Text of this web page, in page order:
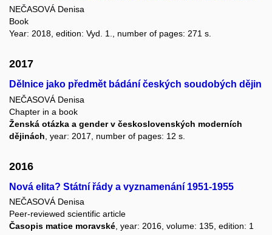
NEČASOVÁ Denisa
Book
Year: 2018, edition: Vyd. 1., number of pages: 271 s.
2017
Dělnice jako předmět bádání českých soudobých dějin
NEČASOVÁ Denisa
Chapter in a book
Ženská otázka a gender v československých moderních
dějinách , year: 2017, number of pages: 12 s.
2016
Nová elita? Státní řády a vyznamenání 1951-1955
NEČASOVÁ Denisa
Peer-reviewed scientific article
Časopis matice moravské , year: 2016, volume: 135, edition: 1